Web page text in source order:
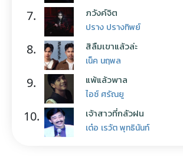
7. ภวังค์จิต
ปราง ปรางทิพย์
8. สิลืมเขาแล้วล่ะ
เน็ค นฤพล
9. แพ้แล้วพาล
ไอซ์ ศรัณยู
10. เจ้าสาวที่กลัวฝน
เต๋อ เรวัต พุทธินันท์